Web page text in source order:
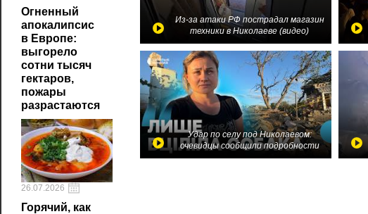
Огненный
апокалипсис
в Европе:
выгорело
сотни тысяч
гектаров,
пожары
разрастаются
26.07.2026
Горячий, как
Из-за атаки РФ пострадал магазин
техники в Николаеве (видео)
Удар по селу под Николаевом:
очевидцы сообщили подробности